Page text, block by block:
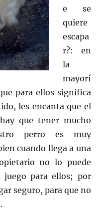
e se
quiere
escapa
r?: en
la
mayorí
para ellos significa
les encanta que el
que tener mucho
perro es muy
cuando llega a una
no lo puede
juego para ellos; por
seguro, para que no